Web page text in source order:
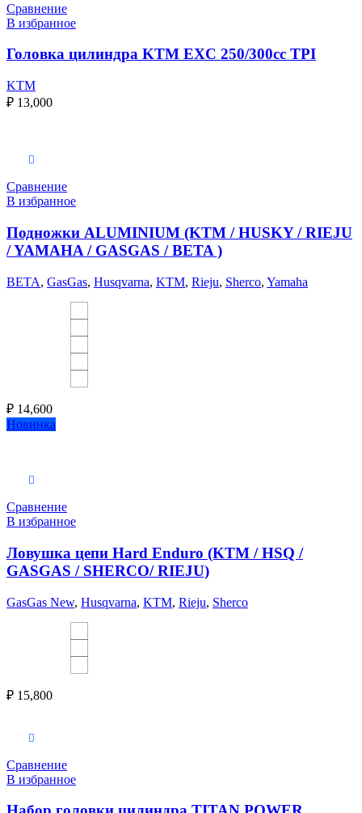
Сравнение
В избранное
Головка цилиндра KTM EXC 250/300cc TPI
KTM
₽ 13,000
Сравнение
В избранное
Подножки ALUMINIUM (KTM / HUSKY / RIEJU
/ YAMAHA / GASGAS / BETA )
BETA, GasGas, Husqvarna, KTM, Rieju, Sherco, Yamaha
₽ 14,600
Новинка
Сравнение
В избранное
Ловушка цепи Hard Enduro (KTM / HSQ /
GASGAS / SHERCO/ RIEJU)
GasGas New, Husqvarna, KTM, Rieju, Sherco
₽ 15,800
Сравнение
В избранное